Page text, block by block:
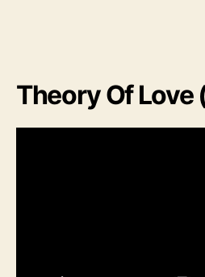
Theory Of Love